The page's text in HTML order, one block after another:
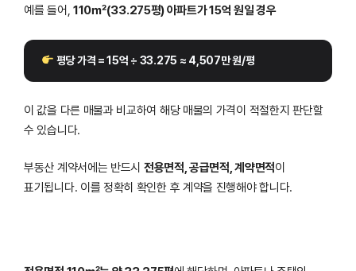
예를 들어, 110㎡(33.275평) 아파트가 15억 원일 경우
평당 가격 = 15억 ÷ 33.275 ≈ 4,507만 원/평
이 값을 다른 매물과 비교하여 해당 매물의 가격이 적절한지 판단할
수 있습니다.
부동산 계약서에는 반드시 전용면적, 공급면적, 계약면적이
표기됩니다. 이를 정확히 확인한 후 계약을 진행해야 합니다.